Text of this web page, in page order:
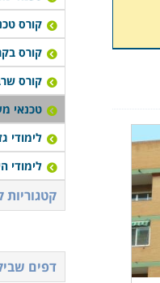
קורס
קורס
קורס
טכנאי
לימודי
לימודי
קטגוריות
דפים